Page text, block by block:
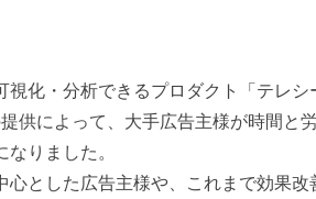
化・分析できるプロダクト「テレシ
供によって、大手広告主様が時間と
りました。
とした広告主様や、これまで効果改